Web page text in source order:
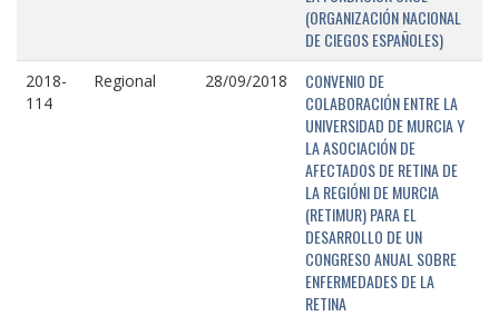
(ORGANIZACIÓN NACIONAL
DE CIEGOS ESPAÑOLES)
2018-
114
Regional 28/09/2018
CONVENIO DE
COLABORACIÓN ENTRE LA
UNIVERSIDAD DE MURCIA Y
LA ASOCIACIÓN DE
AFECTADOS DE RETINA DE
LA REGIÓNI DE MURCIA
(RETIMUR) PARA EL
DESARROLLO DE UN
CONGRESO ANUAL SOBRE
ENFERMEDADES DE LA
RETINA